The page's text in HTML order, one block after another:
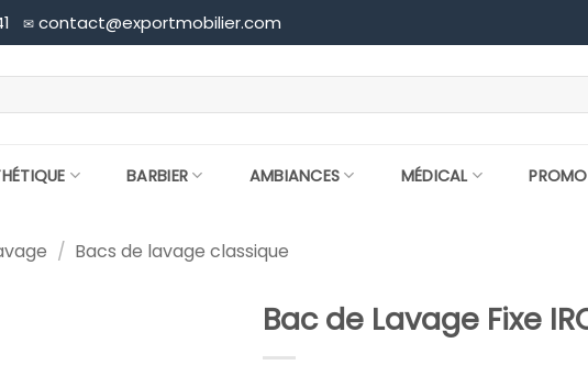
✉ contact@exportmobilier.com
BARBIER AMBIANCES MÉDICAL
/ Bacs de lavage classique
Bac de Lavage Fixe